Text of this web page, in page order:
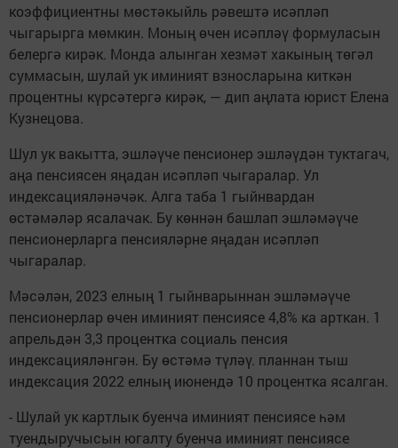
коэффициентны мөстәкыйль рәвештә исәпләп
чыгарырга мөмкин. Моның өчен исәпләү формуласын
белергә кирәк. Монда алынган хезмәт хакының төгәл
суммасын, шулай ук иминият взносларына киткән
процентны күрсәтергә кирәк, — дип аңлата юрист Елена
Кузнецова.
Шул ук вакытта, эшләүче пенсионер эшләүдән туктагач,
аңа пенсиясен яңадан исәпләп чыгаралар. Ул
индексацияләнәчәк. Алга таба 1 гыйнвардан
өстәмәләр ясалачак. Бу көннән башлап эшләмәүче
пенсионерларга пенсияләрне яңадан исәпләп
чыгаралар.
Мәсәлән, 2023 елның 1 гыйнварыннан эшләмәүче
пенсионерлар өчен иминият пенсиясе 4,8% ка арткан. 1
апрельдән 3,3 процентка социаль пенсия
индексацияләнгән. Бу өстәмә түләү. планнан тыш
индексация 2022 елның июнендә 10 процентка ясалган.
- Шулай ук картлык буенча иминият пенсиясе һәм
туендыручысын югалту буенча иминият пенсиясе